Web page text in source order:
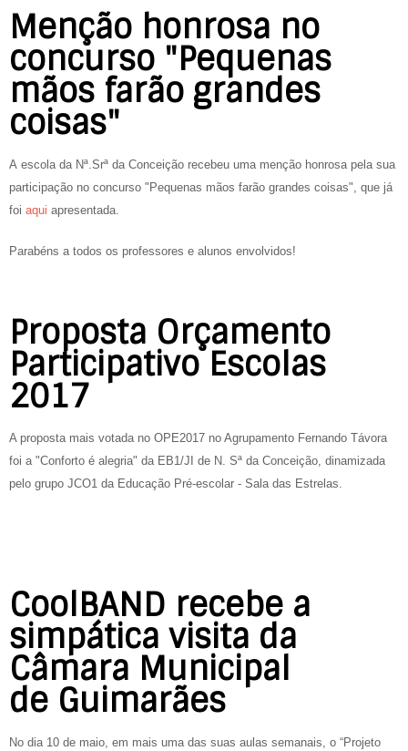
Menção honrosa no
concurso "Pequenas
mãos farão grandes
coisas"
A escola da Nª.Srª da Conceição recebeu uma menção honrosa pela sua
participação no concurso "Pequenas mãos farão grandes coisas", que já
foi aqui apresentada.
Parabéns a todos os professores e alunos envolvidos!
Proposta Orçamento
Participativo Escolas
2017
A proposta mais votada no OPE2017 no Agrupamento Fernando Távora
foi a "Conforto é alegria" da EB1/JI de N. Sª da Conceição, dinamizada
pelo grupo JCO1 da Educação Pré-escolar - Sala das Estrelas.
CoolBAND recebe a
simpática visita da
Câmara Municipal
de Guimarães
No dia 10 de maio, em mais uma das suas aulas semanais, o “Projeto